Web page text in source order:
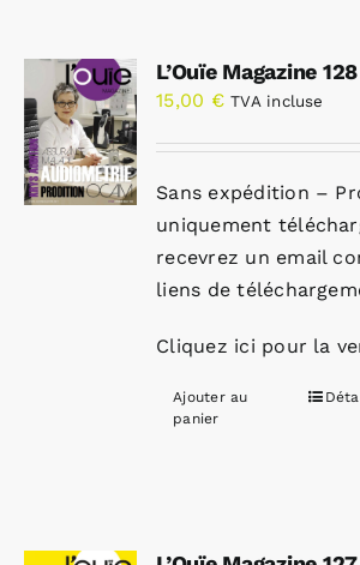
L’Ouïe Magazine
15,00 € TVA incluse
Sans expédition –
uniquement
recevrez un email
liens de
Cliquez ici pour la
Ajouter au
panier